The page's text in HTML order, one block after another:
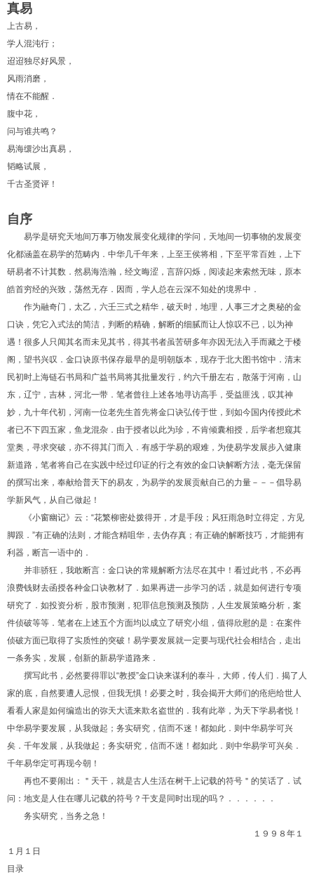
真易
上古易，
学人混沌行；
迢迢独尽好风景，
风雨消磨，
情在不能醒．
腹中花，
问与谁共鸣？
易海缳沙出真易，
韬略试展，
千古圣贤评！
自序
易学是研究天地间万事万物发展变化规律的学问，天地间一切事物的发展变
化都涵盖在易学的范畴内．中华几千年来，上至王侯将相，下至平常百姓，上下
研易者不计其数．然易海浩瀚，经文晦涩，言辞闪烁，阅读起来索然无味，原本
皓首穷经的兴致，荡然无存．因而，学人总在云深不知处的境界中．
作为融奇门，太乙，六壬三式之精华，破天时，地理，人事三才之奥秘的金
口诀，凭它入式法的简洁，判断的精确，解断的细腻而让人惊叹不已，以为神
遇！很多人只闻其名而未见其书，得其书者虽苦研多年亦因无法入手而藏之于楼
阁，望书兴叹．金口诀原书保存最早的是明朝版本，现存于北大图书馆中．清末
民初时上海链石书局和广益书局将其批量发行，约六千册左右，散落于河南，山
东，辽宁，吉林，河北一带．笔者曾往上述各地寻访高手，受益匪浅，叹其神
妙，九十年代初，河南一位老先生首先将金口诀弘传于世，到如今国内传授此术
者已不下四五家，鱼龙混杂．由于授者以此为珍，不肯倾囊相授，后学者想窥其
堂奥，寻求突破，亦不得其门而入．有感于学易的艰难，为使易学发展步入健康
新道路，笔者将自己在实践中经过印证的行之有效的金口诀解断方法，毫无保留
的撰写出来，奉献给普天下的易友，为易学的发展贡献自己的力量－－－倡导易
学新风气，从自己做起！
《小窗幽记》云：“花繁柳密处拨得开，才是手段；风狂雨急时立得定，方见
脚跟．”有正确的法则，才能含精咀华，去伪存真；有正确的解断技巧，才能拥有
利器，断言一语中的．
并非骄狂，我敢断言：金口诀的常规解断方法尽在其中！看过此书，不必再
浪费钱财去函授各种金口诀教材了．如果再进一步学习的话，就是如何进行专项
研究了．如投资分析，股市预测，犯罪信息预测及预防，人生发展策略分析，案
件侦破等等．笔者在上述五个方面均以成立了研究小组，值得欣慰的是：在案件
侦破方面已取得了实质性的突破！易学要发展就一定要与现代社会相结合，走出
一条务实，发展，创新的新易学道路来．
撰写此书，必然要得罪以“教授”金口诀来谋利的泰斗，大师，传人们．揭了人
家的底，自然要遭人忌恨，但我无惧！必要之时，我会揭开大师们的疮疤给世人
看看人家是如何编造出的弥天大谎来欺名盗世的．我有此举，为天下学易者悦！
中华易学要发展，从我做起；务实研究，信而不迷！都如此．则中华易学可兴
矣．千年发展，从我做起；务实研究，信而不迷！都如此．则中华易学可兴矣．
千年易华定可再现今朝！
再也不要闹出：＂天干，就是古人生活在树干上记载的符号＂的笑话了．试
问：地支是人住在哪儿记载的符号？干支是同时出现的吗？．．．．．．
务实研究，当务之急！
１９９８年１
１月１日
目录